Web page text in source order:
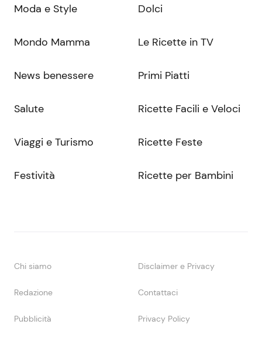
Moda e Style
Mondo Mamma
News benessere
Salute
Viaggi e Turismo
Festività
Dolci
Le Ricette in TV
Primi Piatti
Ricette Facili e Veloci
Ricette Feste
Ricette per Bambini
Chi siamo Disclaimer e Privacy
Redazione Contattaci
Pubblicità Privacy Policy